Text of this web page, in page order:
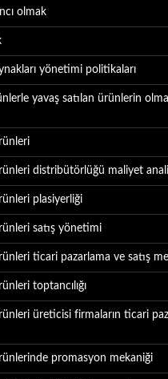
olmak
yönetimi politikaları
yavaş satılan ürünlerin
distribütörlüğü maliyet
plasiyerliği
satış yönetimi
ticari pazarlama ve satış
toptancılığı
üreticisi firmaların ticari
promasyon mekaniği